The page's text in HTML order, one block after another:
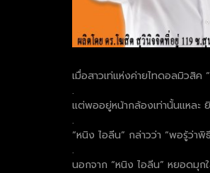
เมื่อสาวเท่แห่งค่ายไทดอลมิวสิค
.
แต่พออยู่หน้ากล้องเท่านั้นแหละ
.
“หนิง ไอลีน” กล่าวว่า “พอรู้ว่า
.
นอกจาก “หนิง ไอลีน” หยอดมุก